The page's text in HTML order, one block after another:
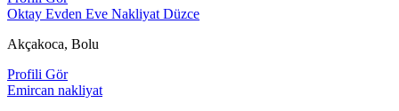
Oktay Evden Eve Nakliyat Düzce
Akçakoca, Bolu
Profili Gör
Emircan nakliyat